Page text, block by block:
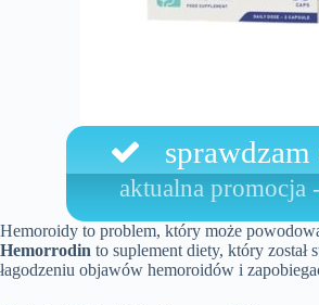
sprawdzam
aktualna promocja
Hemoroidy to problem, który może
Hemorrodin to suplement diety, który został
łagodzeniu objawów hemoroidów i